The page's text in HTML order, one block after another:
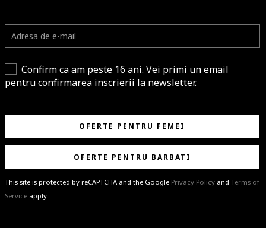
Confirm ca am peste 16 ani. Vei primi un email
pentru confirmarea inscrierii la newsletter.
OFERTE PENTRU FEMEI
OFERTE PENTRU BARBATI
This site is protected by reCAPTCHA and the Google Privacy Policy and Terms of
Service apply.